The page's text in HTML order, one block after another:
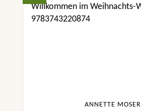
ANNETTE MOSER